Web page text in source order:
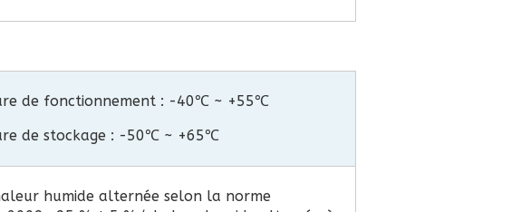
de fonctionnement : -40℃ ~ +55℃
de stockage : -50℃ ~ +65℃
humide alternée selon la norme